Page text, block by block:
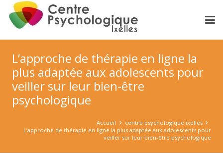
L’approche de thérapie en ligne la
plus adaptée aux adolescents pour
veiller sur leur bien-être
psychologique
Accueil
centre psychologique ixelles
L’approche de thérapie en ligne la plus adaptée aux adolescents pour
veiller sur leur bien-être psychologique